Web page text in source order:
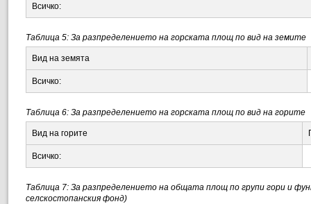
Всичко:
Таблица 5: За разпределението на горската площ по вид на земите
Вид на земята
Всичко:
Таблица 6: За разпределението на горската площ по вид на горите
Вид на горите
Всичко:
Таблица 7: За разпределението на общата площ по групи гори и
селскостопанския фонд)